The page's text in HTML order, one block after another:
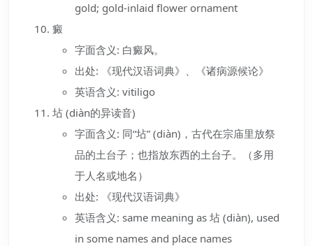
gold; gold-inlaid flower ornament
癜
字面含义: 白癜风。
出处: 《现代汉语词典》、《诸病源候论》
英语含义: vitiligo
坫 (diàn的异读音)
字面含义: 同“坫” (diàn)，古代在宗庙里放祭
品的土台子；也指放东西的土台子。（多用
于人名或地名）
出处: 《现代汉语词典》
英语含义: same meaning as 坫 (diàn), used
in some names and place names